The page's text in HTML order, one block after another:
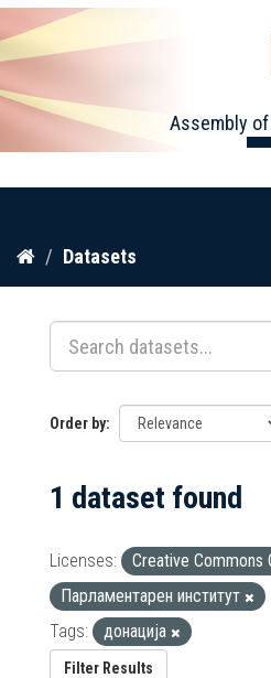
Skip
content
Assembly
Datasets
Order by
1 dataset found
Licenses: Creative Commons
Парламентарен институт
Tags:
донација
Filter Results